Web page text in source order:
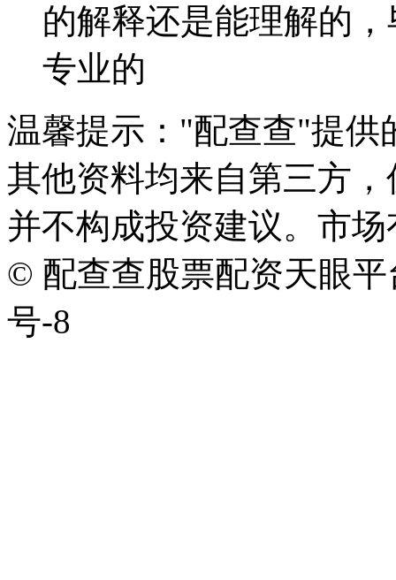
的解释还是能理解的
专业的
温馨提示："配查查"提供
其他资料均来自第三方
并不构成投资建议。市
© 配查查股票配资天眼平
号-8